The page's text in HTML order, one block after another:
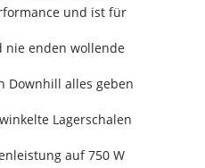
und ist für
nie enden wollende
Downhill alles geben
Lagerschalen
auf 750 W